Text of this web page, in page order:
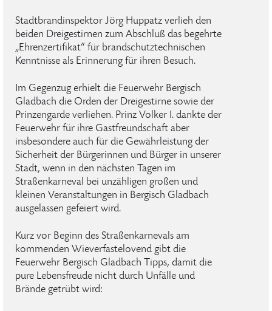
Stadtbrandinspektor Jörg Huppatz verlieh den
beiden Dreigestirnen zum Abschluß das begehrte
„Ehrenzertifikat“ für brandschutztechnischen
Kenntnisse als Erinnerung für ihren Besuch.
Im Gegenzug erhielt die Feuerwehr Bergisch
Gladbach die Orden der Dreigestirne sowie der
Prinzengarde verliehen. Prinz Volker I. dankte der
Feuerwehr für ihre Gastfreundschaft aber
insbesondere auch für die Gewährleistung der
Sicherheit der Bürgerinnen und Bürger in unserer
Stadt, wenn in den nächsten Tagen im
Straßenkarneval bei unzähligen großen und
kleinen Veranstaltungen in Bergisch Gladbach
ausgelassen gefeiert wird.
Kurz vor Beginn des Straßenkarnevals am
kommenden Wieverfastelovend gibt die
Feuerwehr Bergisch Gladbach Tipps, damit die
pure Lebensfreude nicht durch Unfälle und
Brände getrübt wird: